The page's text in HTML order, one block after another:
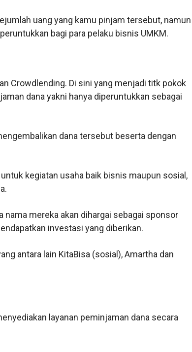
uang yang kamu pinjam tersebut, namun
bagi para pelaku bisnis UMKM.
Crowdlending. Di sini yang menjadi titk pokok
dana yakni hanya diperuntukkan sebagai
dana tersebut beserta dengan
kegiatan usaha baik bisnis maupun sosial,
nama mereka akan dihargai sebagai sponsor
investasi yang diberikan.
antara lain KitaBisa (sosial), Amartha dan
layanan peminjaman dana secara